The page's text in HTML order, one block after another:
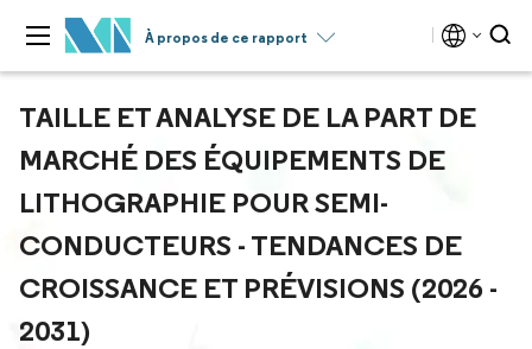
À propos de ce rapport
TAILLE ET ANALYSE DE LA PART DE
MARCHÉ DES ÉQUIPEMENTS DE
LITHOGRAPHIE POUR SEMI-
CONDUCTEURS - TENDANCES DE
CROISSANCE ET PRÉVISIONS (2026 -
2031)